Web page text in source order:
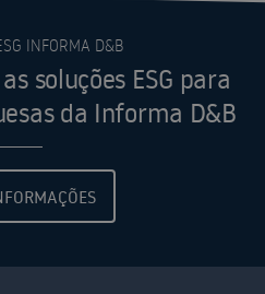
INFORMA D&B
soluções ESG para
da Informa D&B